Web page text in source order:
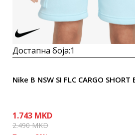
Достапна боја:1
Nike B NSW SI FLC CARGO SHORT
1.743 MKD
2.490MKD